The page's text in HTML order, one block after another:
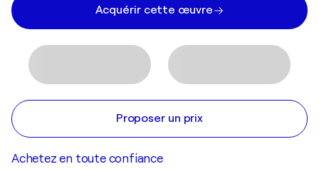
Acquérir cette œuvre
Proposer un prix
Achetez en toute confiance